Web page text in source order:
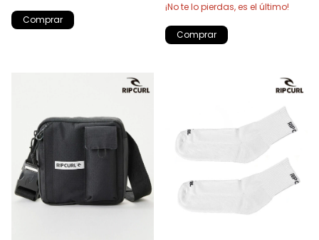
Comprar
¡No te lo pierdas, es el último!